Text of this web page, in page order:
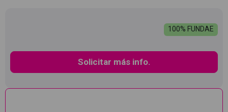
100% FUNDAE
Solicitar más info.